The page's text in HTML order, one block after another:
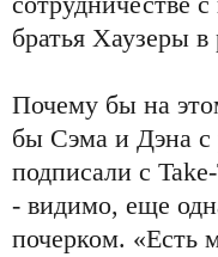
братья Хаузеры в
Почему бы на
бы Сэма и Дэна с
подписали с
- видимо, еще
почерком. «Есть